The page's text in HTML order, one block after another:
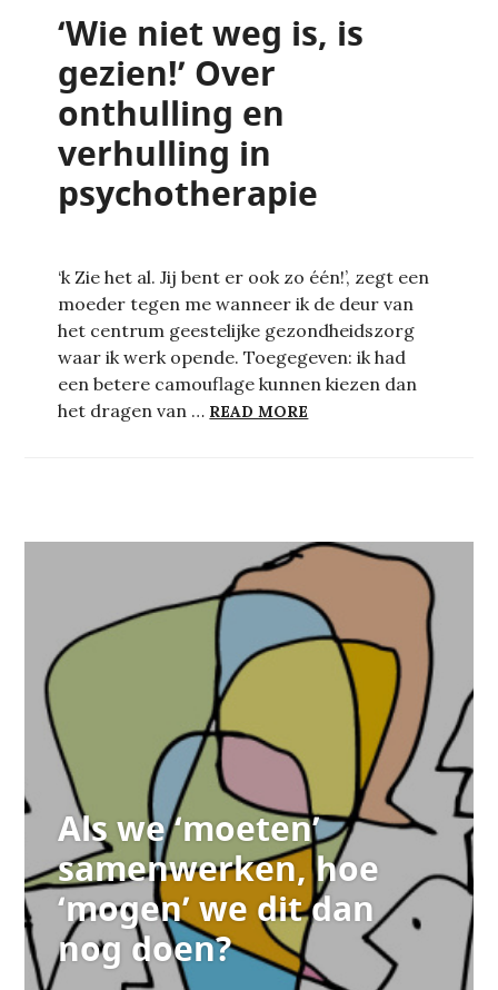
‘Wie niet weg is, is
gezien!’ Over
onthulling en
verhulling in
psychotherapie
‘k Zie het al. Jij bent er ook zo één!’, zegt een
moeder tegen me wanneer ik de deur van
het centrum geestelijke gezondheidszorg
waar ik werk opende. Toegegeven: ik had
een betere camouflage kunnen kiezen dan
het dragen van … READ MORE
Als we ‘moeten’
samenwerken, hoe
‘mogen’ we dit dan
nog doen?